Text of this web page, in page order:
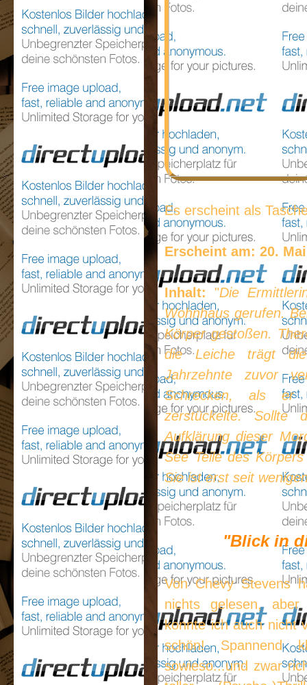
Es erscheint als
Erscheint am: 20.
Inhalt: "Die
Wohnhaus gerufen.
Körper gestoßen.
die Leiche trägt die
Jahrzehnte zuvor
Schrecken, als er
zerstückelte. Sollte
Aufklärung dieser
See Teile des
Sie ist erst seit
"Blick in
Von Chevy Stevens
nichts gelesen,
konnte ich auch nicht
schön! Spannend
sowieso...und zwar